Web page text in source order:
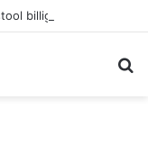
billigere